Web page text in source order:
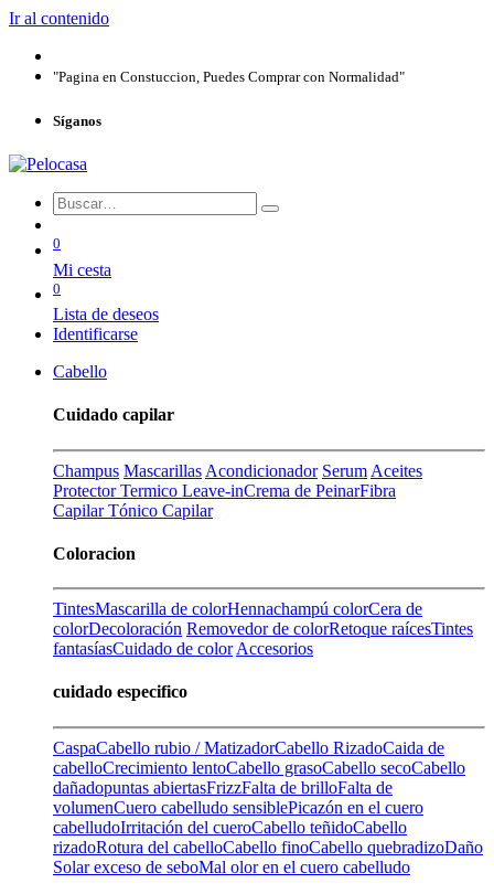
Ir al contenido
"Pagina en Constuccion, Puedes Comprar con Normalidad"
Síganos
0
Mi cesta
0
Lista de deseos
Identificarse
Cabello
Cuidado capilar
Champus Mascarillas Acondicionador Serum Aceites
Protector Termico Leave-inCrema de PeinarFibra
CapilarTónico Capilar
Coloracion
TintesMascarilla de colorHennachampú colorCera de
colorDecoloración Removedor de colorRetoque raícesTintes
fantasíasCuidado de color Accesorios
cuidado especifico
CaspaCabello rubio / MatizadorCabello RizadoCaida de
cabelloCrecimiento lentoCabello grasoCabello secoCabello
dañadopuntas abiertasFrizzFalta de brilloFalta de
volumenCuero cabelludo sensiblePicazón en el cuero
cabelludoIrritación del cueroCabello teñidoCabello
rizadoRotura del cabelloCabello finoCabello quebradizoDaño
Solarexceso de seboMal olor en el cuero cabelludo